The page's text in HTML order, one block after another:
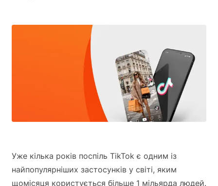
Уже кілька років поспіль TikTok є одним із
найпопулярніших застосунків у світі, яким
щомісяця користується більше 1 мільярда людей.